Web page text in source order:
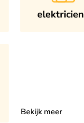
elektricien
Bekijk meer